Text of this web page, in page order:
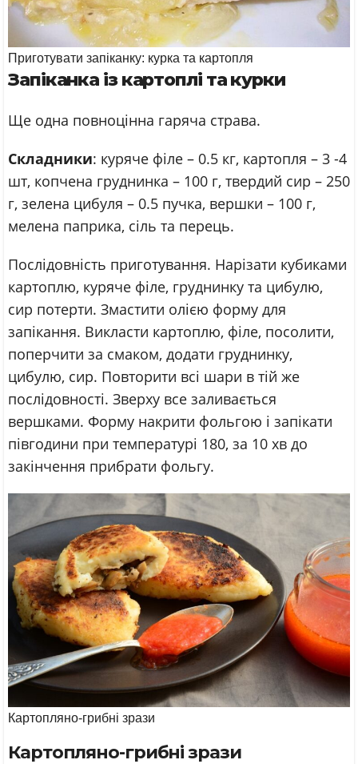
Приготувати запіканку: курка та картопля
Запіканка із картоплі та курки
Ще одна повноцінна гаряча страва.
Складники: куряче філе – 0.5 кг, картопля – 3 -4
шт, копчена груднинка – 100 г, твердий сир – 250
г, зелена цибуля – 0.5 пучка, вершки – 100 г,
мелена паприка, сіль та перець.
Послідовність приготування. Нарізати кубиками
картоплю, куряче філе, груднинку та цибулю,
сир потерти. Змастити олією форму для
запікання. Викласти картоплю, філе, посолити,
поперчити за смаком, додати груднинку,
цибулю, сир. Повторити всі шари в тій же
послідовності. Зверху все заливається
вершками. Форму накрити фольгою і запікати
півгодини при температурі 180, за 10 хв до
закінчення прибрати фольгу.
Картопляно-грибні зрази
Картопляно-грибні зрази